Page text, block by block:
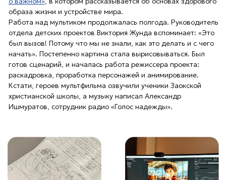
Режиссер проекта Олеся Бровко работает над
мультфильмом «Просто о важном»